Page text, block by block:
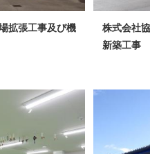
拡張工事及び機
株式会社
新築工事